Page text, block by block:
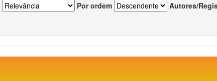
Por ordem Autores/